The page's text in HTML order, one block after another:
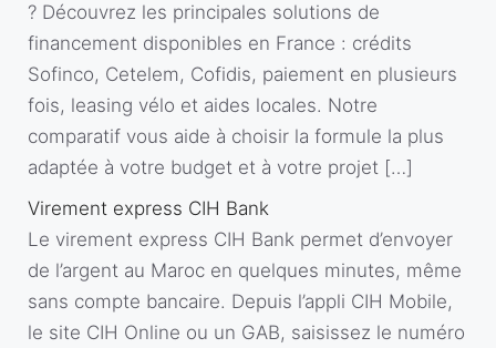
? Découvrez les principales solutions de
financement disponibles en France : crédits
Sofinco, Cetelem, Cofidis, paiement en plusieurs
fois, leasing vélo et aides locales. Notre
comparatif vous aide à choisir la formule la plus
adaptée à votre budget et à votre projet […]
Virement express CIH Bank
Le virement express CIH Bank permet d’envoyer
de l’argent au Maroc en quelques minutes, même
sans compte bancaire. Depuis l’appli CIH Mobile,
le site CIH Online ou un GAB, saisissez le numéro